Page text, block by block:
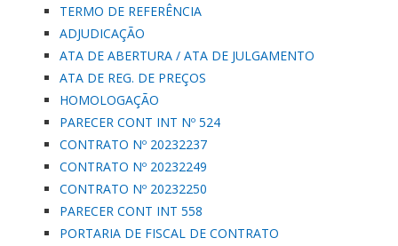
TERMO DE REFERÊNCIA
ADJUDICAÇÃO
ATA DE ABERTURA / ATA DE JULGAMENTO
ATA DE REG. DE PREÇOS
HOMOLOGAÇÃO
PARECER CONT INT Nº 524
CONTRATO Nº 20232237
CONTRATO Nº 20232249
CONTRATO Nº 20232250
PARECER CONT INT 558
PORTARIA DE FISCAL DE CONTRATO